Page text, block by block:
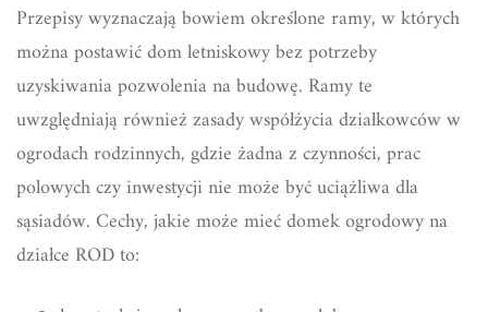
Przepisy wyznaczają bowiem określone ramy, w których
można postawić dom letniskowy bez potrzeby
uzyskiwania pozwolenia na budowę. Ramy te
uwzględniają również zasady współżycia działkowców w
ogrodach rodzinnych, gdzie żadna z czynności, prac
polowych czy inwestycji nie może być uciążliwa dla
sąsiadów. Cechy, jakie może mieć domek ogrodowy na
działce ROD to: